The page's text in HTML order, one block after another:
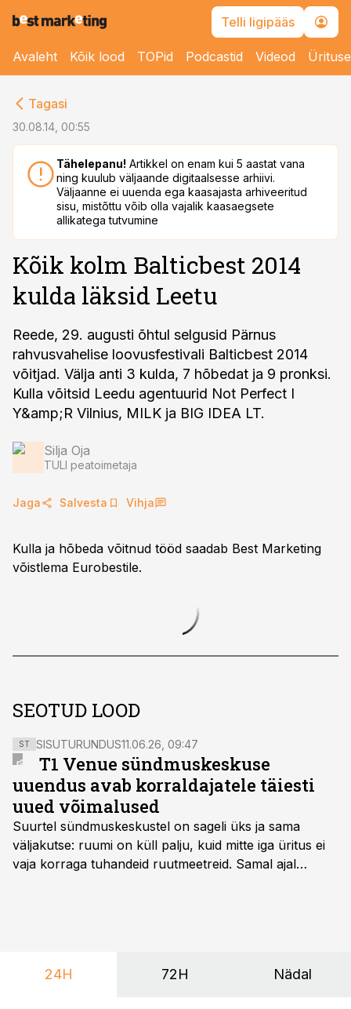
Telli ligipääs
Avaleht Kõik lood TOPid Podcastid Videod
Tagasi
30.08.14, 00:55
Tähelepanu! Artikkel on enam kui 5 aastat vana
ning kuulub väljaande digitaalsesse arhiivi.
Väljaanne ei uuenda ega kaasajasta arhiveeritud
sisu, mistõttu võib olla vajalik kaasaegsete
allikatega tutvumine
Kõik kolm Balticbest 2014
kulda läksid Leetu
Reede, 29. augusti õhtul selgusid Pärnus
rahvusvahelise loovusfestivali Balticbest 2014
võitjad. Välja anti 3 kulda, 7 hõbedat ja 9 pronksi.
Kulla võitsid Leedu agentuurid Not Perfect I
Y&amp;R Vilnius, MILK ja BIG IDEA LT.
Silja Oja
TULI peatoimetaja
Jaga Salvesta Vihja
Kulla ja hõbeda võitnud tööd saadab Best Marketing
võistlema Eurobestile.
SEOTUD LOOD
ST SISUTURUNDUS11.06.26, 09:47
T1 Venue sündmuskeskuse
uuendus avab korraldajatele täiesti
uued võimalused
Suurtel sündmuskeskustel on sageli üks ja sama
väljakutse: ruumi on küll palju, kuid mitte iga üritus ei
vaja korraga tuhandeid ruutmeetreid. Samal ajal
nendele vajadustele vastanud uuendusega, mis pakub
24H 72H Nädal